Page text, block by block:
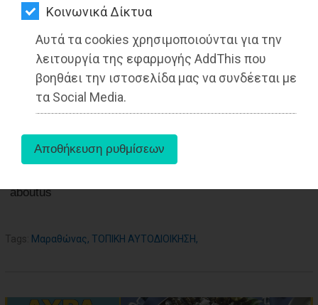
Kοινωνικά Δίκτυα
Αυτά τα cookies χρησιμοποιούνται για την
λειτουργία της εφαρμογής AddThis που
βοηθάει την ιστοσελίδα μας να συνδέεται με
τα Social Media.
ΨΙΘΥΡΟΙ
ΑΠΟΣΤΟΛΗ
ΑΡΘΡΩΝ
02-09-2021
aboutus
Tags: Μαραθώνας, ΤΟΠΙΚΗ ΑΥΤΟΔΙΟΙΚΗΣΗ,